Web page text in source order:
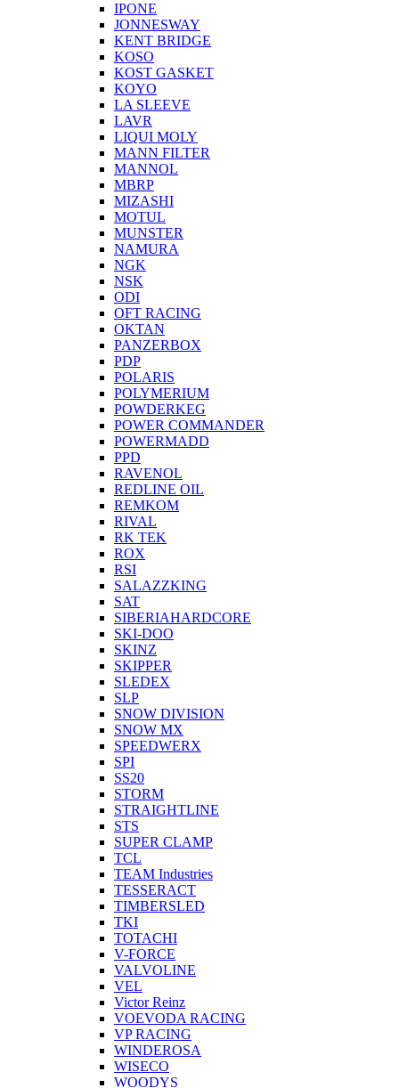
IPONE
JONNESWAY
KENT BRIDGE
KOSO
KOST GASKET
KOYO
LA SLEEVE
LAVR
LIQUI MOLY
MANN FILTER
MANNOL
MBRP
MIZASHI
MOTUL
MUNSTER
NAMURA
NGK
NSK
ODI
OFT RACING
OKTAN
PANZERBOX
PDP
POLARIS
POLYMERIUM
POWDERKEG
POWER COMMANDER
POWERMADD
PPD
RAVENOL
REDLINE OIL
REMKOM
RIVAL
RK TEK
ROX
RSI
SALAZZKING
SAT
SIBERIAHARDCORE
SKI-DOO
SKINZ
SKIPPER
SLEDEX
SLP
SNOW DIVISION
SNOW MX
SPEEDWERX
SPI
SS20
STORM
STRAIGHTLINE
STS
SUPER CLAMP
TCL
TEAM Industries
TESSERACT
TIMBERSLED
TKI
TOTACHI
V-FORCE
VALVOLINE
VEL
Victor Reinz
VOEVODA RACING
VP RACING
WINDEROSA
WISECO
WOODYS